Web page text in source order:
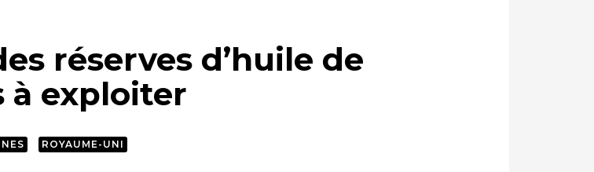
réserves d’huile de
à exploiter
ROYAUME-UNI